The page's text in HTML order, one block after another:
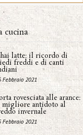
cucina
latte: il ricordo di
freddi e di canti
Febbraio 2021
rovesciata alle arance:
antidoto al
invernale
Febbraio 2021